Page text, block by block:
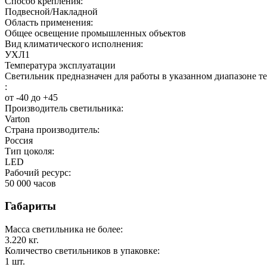
Подвесной/Накладной
Область применения:
Общее освещение промышленных объектов
Вид климатического исполнения:
УХЛ1
Температура эксплуатации
Светильник предназначен для работы в указанном диапазоне
:
от -40 до +45
Производитель светильника:
Varton
Страна производитель:
Россия
Тип цоколя:
LED
Рабочий ресурс:
50 000 часов
Габариты
Масса светильника не более:
3.220 кг.
Количество светильников в упаковке:
1 шт.